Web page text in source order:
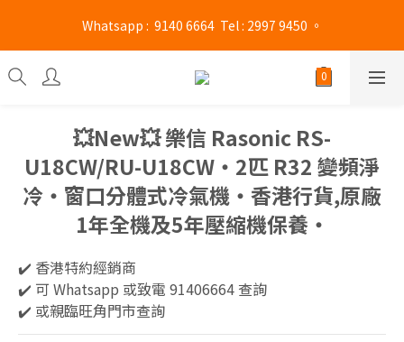
旺角門市營業時間 : (星期一至六 13:00 - 21:00 / 星期日及公眾假期
13:00 - 19:00)
Whatsapp :  9140 6664  Tel : 2997 9450 。
旺角門市營業時間 : (星期一至六 13:00 - 21:00 / 星期日及公眾假期
13:00 - 19:00)
💥New💥 樂信 Rasonic RS-
U18CW/RU-U18CW‧2匹 R32 變頻淨
冷‧窗口分體式冷氣機‧香港行貨,原廠
1年全機及5年壓縮機保養‧
✔️ 香港特約經銷商
✔️ 可 Whatsapp 或致電 91406664 查詢
✔️ 或親臨旺角門市查詢